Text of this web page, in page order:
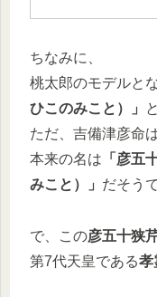
ちなみに、
桃太郎のモデルと
ひこのみこと）」
ただ、吉備津彦命
本来の名は 「彦五
みこと）」 だそう
で、この彦五十狭
第7代天皇である孝